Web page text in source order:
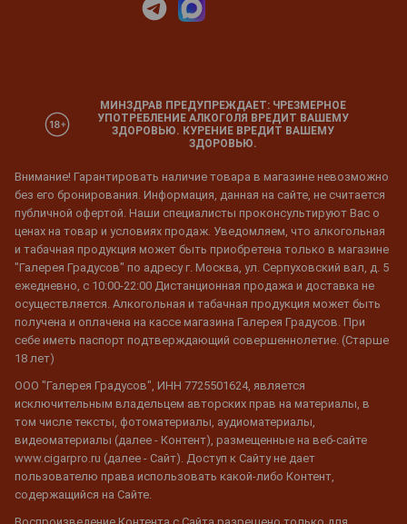
МИНЗДРАВ ПРЕДУПРЕЖДАЕТ: ЧРЕЗМЕРНОЕ
УПОТРЕБЛЕНИЕ АЛКОГОЛЯ ВРЕДИТ ВАШЕМУ
ЗДОРОВЬЮ. КУРЕНИЕ ВРЕДИТ ВАШЕМУ
ЗДОРОВЬЮ.
Внимание! Гарантировать наличие товара в магазине невозможно
без его бронирования. Информация, данная на сайте, не считается
публичной офертой. Наши специалисты проконсультируют Вас о
ценах на товар и условиях продаж. Уведомляем, что алкогольная
и табачная продукция может быть приобретена только в магазине
"Галерея Градусов" по адресу г. Москва, ул. Серпуховский вал, д. 5
ежедневно, с 10:00-22:00 Дистанционная продажа и доставка не
осуществляется. Алкогольная и табачная продукция может быть
получена и оплачена на кассе магазина Галерея Градусов. При
себе иметь паспорт подтверждающий совершеннолетие. (Старше
18 лет)
ООО "Галерея Градусов", ИНН 7725501624, является
исключительным владельцем авторских прав на материалы, в
том числе тексты, фотоматериалы, аудиоматериалы,
видеоматериалы (далее - Контент), размещенные на веб-сайте
www.cigarpro.ru (далее - Сайт). Доступ к Сайту не дает
пользователю права использовать какой-либо Контент,
содержащийся на Сайте.